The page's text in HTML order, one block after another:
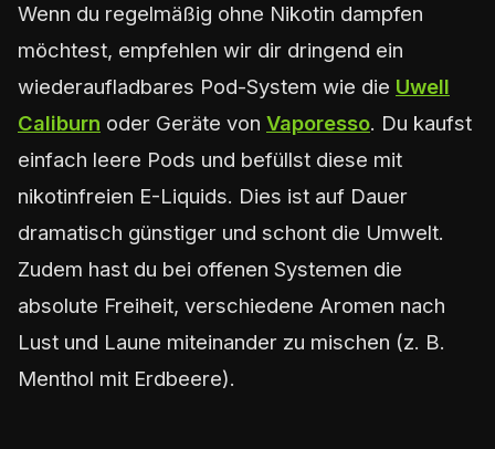
Wenn du regelmäßig ohne Nikotin dampfen
möchtest, empfehlen wir dir dringend ein
wiederaufladbares Pod-System wie die Uwell
Caliburn oder Geräte von Vaporesso. Du kaufst
einfach leere Pods und befüllst diese mit
nikotinfreien E-Liquids. Dies ist auf Dauer
dramatisch günstiger und schont die Umwelt.
Zudem hast du bei offenen Systemen die
absolute Freiheit, verschiedene Aromen nach
Lust und Laune miteinander zu mischen (z. B.
Menthol mit Erdbeere).